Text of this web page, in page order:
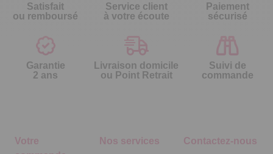
Satisfait
ou remboursé
Service client
à votre écoute
Paiement
sécurisé
Garantie
2 ans
Livraison domicile
ou Point Retrait
Suivi de
commande
Votre
Nos services Contactez-nous